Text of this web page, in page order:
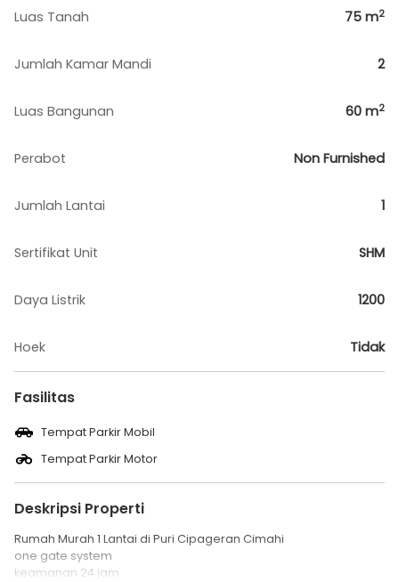
Luas Tanah 75 m2
Jumlah Kamar Mandi 2
Luas Bangunan 60 m2
Perabot Non Furnished
Jumlah Lantai 1
Sertifikat Unit SHM
Daya Listrik 1200
Hoek Tidak
Fasilitas
Tempat Parkir Mobil
Tempat Parkir Motor
Deskripsi Properti
Rumah Murah 1 Lantai di Puri Cipageran Cimahi
one gate system
keamanan 24 jam